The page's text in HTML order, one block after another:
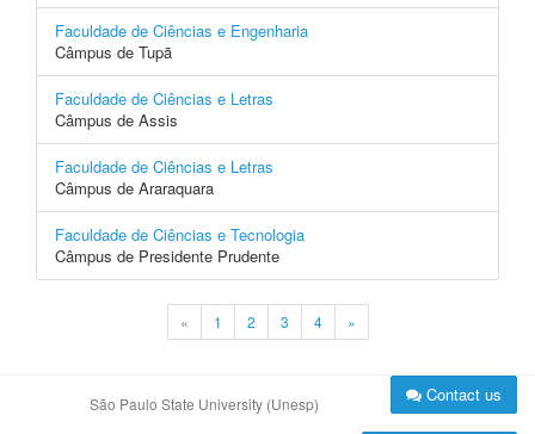
Faculdade de Ciências e Engenharia
Câmpus de Tupã
Faculdade de Ciências e Letras
Câmpus de Assis
Faculdade de Ciências e Letras
Câmpus de Araraquara
Faculdade de Ciências e Tecnologia
Câmpus de Presidente Prudente
« 1 2 3 4 »
São Paulo State University (Unesp) Contact us